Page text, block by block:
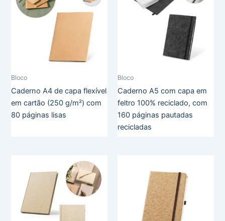
Bloco
Caderno A4 de capa flexível
em cartão (250 g/m²) com
80 páginas lisas
Bloco
Caderno A5 com capa em
feltro 100% reciclado, com
160 páginas pautadas
recicladas